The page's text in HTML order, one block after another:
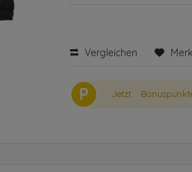
Vergleichen
P Jetzt